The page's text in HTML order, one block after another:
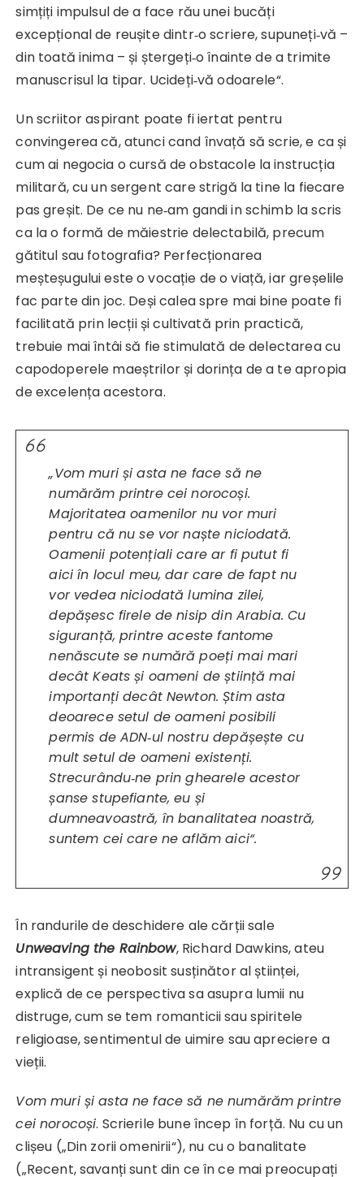
simțiți impulsul de a face rău unei bucăți
excepțional de reușite dintr‑o scriere, supuneți‑vă –
din toată inima – și ștergeți‑o înainte de a trimite
manuscrisul la tipar. Ucideți‑vă odoarele“.
Un scriitor aspirant poate fi iertat pentru
convingerea că, atunci cand învață să scrie, e ca și
cum ai negocia o cursă de obstacole la instrucția
militară, cu un sergent care strigă la tine la fiecare
pas greșit. De ce nu ne‑am gandi in schimb la scris
ca la o formă de măiestrie delectabilă, precum
gătitul sau fotografia? Perfecționarea
meșteșugului este o vocație de o viață, iar greșelile
fac parte din joc. Deși calea spre mai bine poate fi
facilitată prin lecții și cultivată prin practică,
trebuie mai întâi să fie stimulată de delectarea cu
capodoperele maeștrilor și dorința de a te apropia
de excelența acestora.
„Vom muri și asta ne face să ne
numărăm printre cei norocoși.
Majoritatea oamenilor nu vor muri
pentru că nu se vor naște niciodată.
Oamenii potențiali care ar fi putut fi
aici în locul meu, dar care de fapt nu
vor vedea niciodată lumina zilei,
depășesc firele de nisip din Arabia. Cu
siguranță, printre aceste fantome
nenăscute se numără poeți mai mari
decât Keats și oameni de știință mai
importanți decât Newton. Știm asta
deoarece setul de oameni posibili
permis de ADN‑ul nostru depășește cu
mult setul de oameni existenți.
Strecurându‑ne prin ghearele acestor
șanse stupefiante, eu și
dumneavoastră, în banalitatea noastră,
suntem cei care ne aflăm aici“.
În randurile de deschidere ale cărții sale
Unweaving the Rainbow, Richard Dawkins, ateu
intransigent și neobosit susținător al științei,
explică de ce perspectiva sa asupra lumii nu
distruge, cum se tem romanticii sau spiritele
religioase, sentimentul de uimire sau apreciere a
vieții.
Vom muri și asta ne face să ne numărăm printre
cei norocoși. Scrierile bune încep în forță. Nu cu un
clișeu („Din zorii omenirii“), nu cu o banalitate
(„Recent, savanți sunt din ce în ce mai preocupați